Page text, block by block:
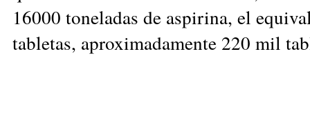
16000 toneladas de aspirina, el
tabletas, aproximadamente 220 mil